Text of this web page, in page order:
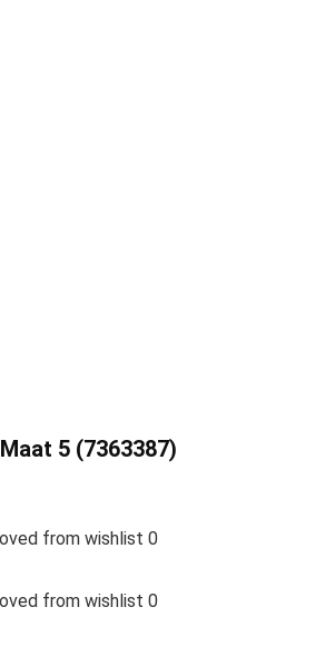
5 (7363387)
from wishlist 0
from wishlist 0